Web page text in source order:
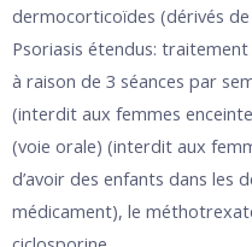
dermocorticoïdes (dérivés
Psoriasis étendus:
à raison de 3 séances par
(interdit aux femmes
(voie orale) (interdit aux
d’avoir des enfants dans les
médicament), le